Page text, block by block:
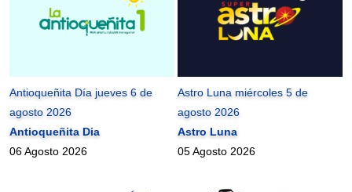
Antioqueñita Día jueves 6 de
agosto 2026
Antioqueñita Dia
06 Agosto 2026
Astro Luna miércoles 5 de
agosto 2026
Astro Luna
05 Agosto 2026